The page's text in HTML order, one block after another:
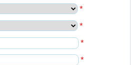
*
*
*
*